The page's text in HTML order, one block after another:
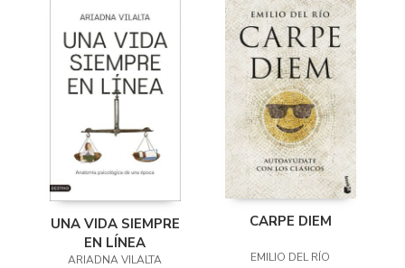
UNA VIDA SIEMPRE
EN LÍNEA
ARIADNA VILALTA
CARPE DIEM
EMILIO DEL RÍO